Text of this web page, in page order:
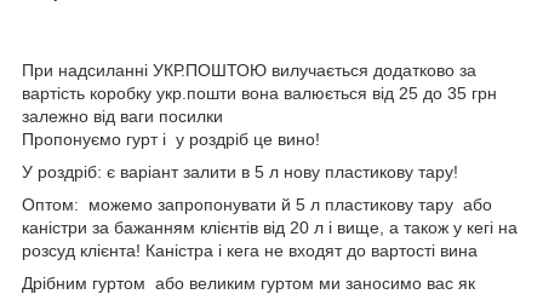
При надсиланні УКР.ПОШТОЮ вилучається додатково за
вартість коробку укр.пошти вона валюється від 25 до 35 грн
залежно від ваги посилки
Пропонуємо гурт і у роздріб це вино!
У роздріб: є варіант залити в 5 л нову пластикову тару!
Оптом: можемо запропонувати й 5 л пластикову тару або
каністри за бажанням клієнтів від 20 л і вище, а також у кегі на
розсуд клієнта! Каністра і кега не входят до вартості вина
Дрібним гуртом або великим гуртом ми заносимо вас як